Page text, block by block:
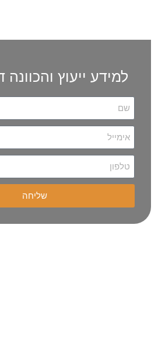
למידע ייעוץ והכוונה
שליחה